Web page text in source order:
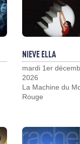
NIEVE ELLA
mardi 1er
2026
La Machine du
Rouge